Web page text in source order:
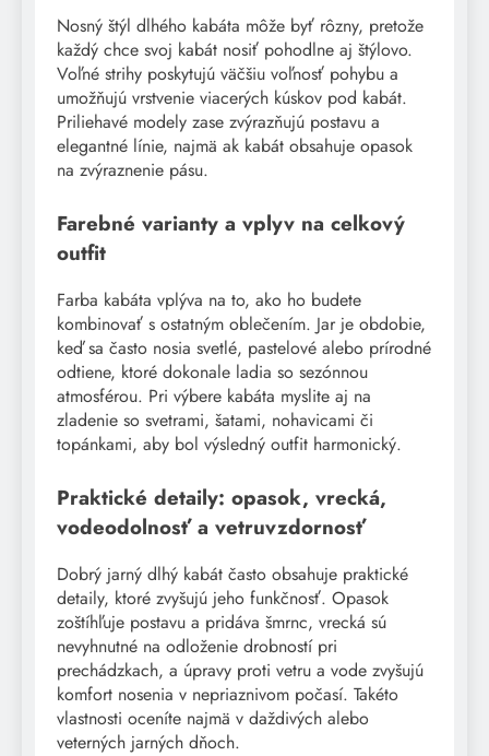
Nosný štýl dlhého kabáta môže byť rôzny, pretože
každý chce svoj kabát nosiť pohodlne aj štýlovo.
Voľné strihy poskytujú väčšiu voľnosť pohybu a
umožňujú vrstvenie viacerých kúskov pod kabát.
Priliehavé modely zase zvýrazňujú postavu a
elegantné línie, najmä ak kabát obsahuje opasok
na zvýraznenie pásu.
Farebné varianty a vplyv na celkový
outfit
Farba kabáta vplýva na to, ako ho budete
kombinovať s ostatným oblečením. Jar je obdobie,
keď sa často nosia svetlé, pastelové alebo prírodné
odtiene, ktoré dokonale ladia so sezónnou
atmosférou. Pri výbere kabáta myslite aj na
zladenie so svetrami, šatami, nohavicami či
topánkami, aby bol výsledný outfit harmonický.
Praktické detaily: opasok, vrecká,
vodeodolnosť a vetruvzdornosť
Dobrý jarný dlhý kabát často obsahuje praktické
detaily, ktoré zvyšujú jeho funkčnosť. Opasok
zoštíhľuje postavu a pridáva šmrnc, vrecká sú
nevyhnutné na odloženie drobností pri
prechádzkach, a úpravy proti vetru a vode zvyšujú
komfort nosenia v nepriaznivom počasí. Takéto
vlastnosti oceníte najmä v daždivých alebo
veterných jarných dňoch.